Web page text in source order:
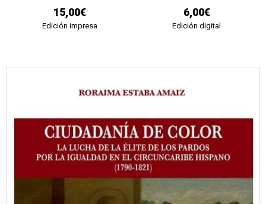
15,00€
Edición impresa
6,00€
Edición digital